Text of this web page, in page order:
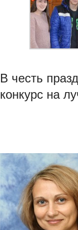
В честь
конкурс на